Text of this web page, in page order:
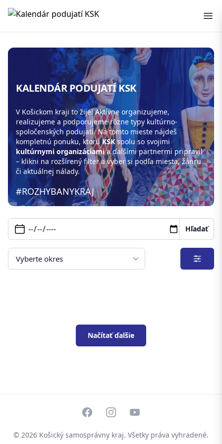
Kalendár podujatí KSK
KALENDÁR PODUJATÍ KSK
V Košickom kraji to žije! Aktívne organizujeme,
realizujeme a podporujeme rôzne typy kultúrno-
spoločenských podujatí. Na tomto mieste nájdeš
kompletnú ponuku, ktorúKSKspolu so svojimi
kultúrnymi organizáciamia ďalšími partnermi pripravil
– klikni na rozšírený filter a vyber si podľa miesta, žánru
či aktuálnej nálady.
#ROZHYBANYKRAJ
Filter
Hľadať
Načítať ďalšie
FacebookInstagramYouTube
© 2026 Košický samosprávny kraj. Všetky práva vyhradené.